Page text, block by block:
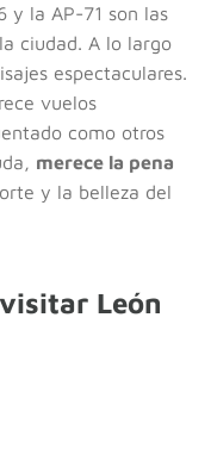
y la AP-71 son las
ciudad. A lo largo
espectaculares.
vuelos
como otros
merece la pena
y la belleza del
León